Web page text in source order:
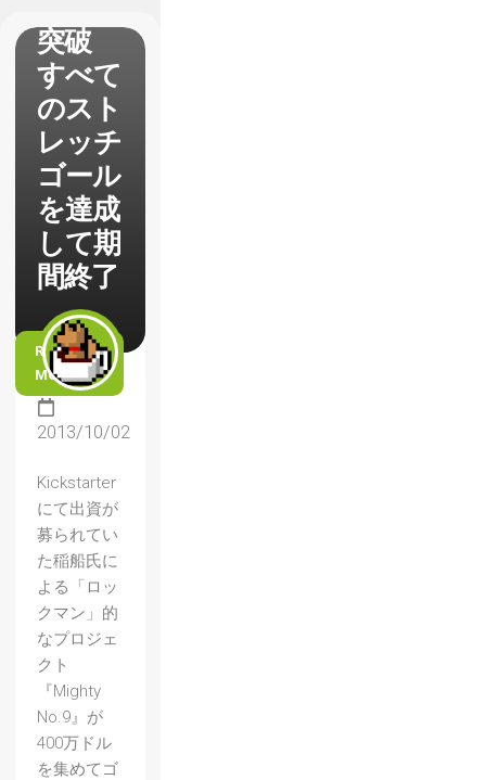
突破
すべて
のスト
レッチ
ゴール
を達成
して期
間終了
READ
MORE
2013/10/02
Kickstarter
にて出資が
募られてい
た稲船氏に
よる「ロッ
クマン」的
なプロジェ
クト
『Mighty
No.9』が
400万ドル
を集めてゴ